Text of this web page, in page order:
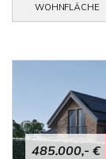
WOHNFLÄCHE
485.000,- €